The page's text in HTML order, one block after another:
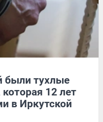
были тухлые
12 лет
в Иркутской